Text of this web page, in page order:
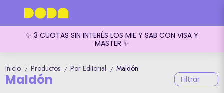
✨ 3 CUOTAS SIN INTERÉS LOS MIE Y SAB CON VISA Y
MASTER ✨
Inicio / Productos / Por Editorial / Maldón
Maldón Filtrar